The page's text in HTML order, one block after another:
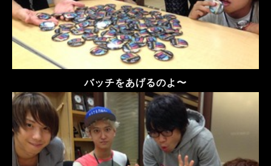
バッチをあげるのよ〜